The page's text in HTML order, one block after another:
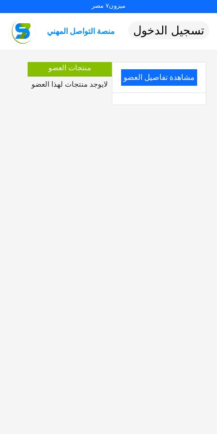
ميزون٧ مصر
منصة التواصل المهني تسجيل الدخول
مشاهدة تفاصيل العضو
منتجات العضو
لايوجد منتجات لهذا العضو